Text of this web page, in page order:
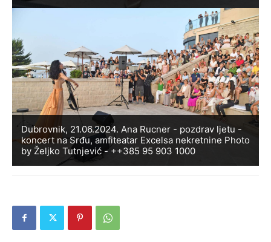
Dubrovnik, 21.06.2024. Ana Rucner - pozdrav ljetu -
koncert na Srđu, amfiteatar Excelsa nekretnine Photo
by Željko Tutnjević - ++385 95 903 1000